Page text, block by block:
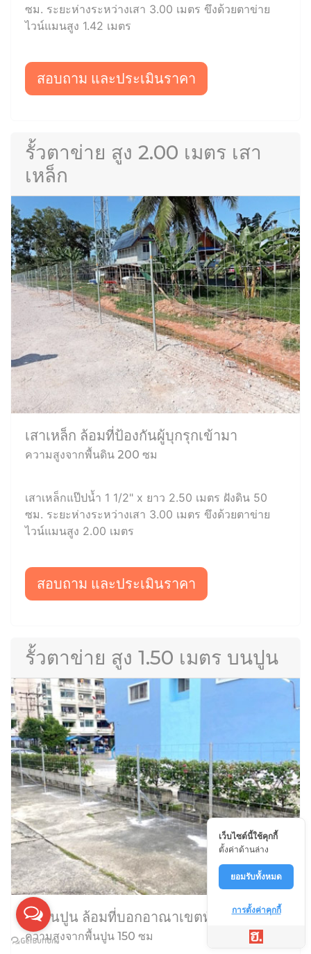
ซม. ระยะห่างระหว่างเสา 3.00 เมตร ขึงด้วยตาข่าย
ไวน์แมนสูง 1.42 เมตร
สอบถาม และประเมินราคา
รั้วตาข่าย สูง 2.00 เมตร เสา
เหล็ก
เสาเหล็ก ล้อมที่ป้องกันผู้บุกรุกเข้ามา
ความสูงจากพื้นดิน 200 ซม
เสาเหล็กแป๊ปน้ำ 1 1/2" x ยาว 2.50 เมตร ฝังดิน 50
ซม. ระยะห่างระหว่างเสา 3.00 เมตร ขึงด้วยตาข่าย
ไวน์แมนสูง 2.00 เมตร
สอบถาม และประเมินราคา
รั้วตาข่าย สูง 1.50 เมตร บนปูน
ตั้งบนปูน ล้อมที่บอกอาณาเขตทั่วไป
ความสูงจากพื้นปูน 150 ซม
เว็บไซต์นี้ใช้คุกกี้
ตั้งค่าด้านล่าง
ยอมรับทั้งหมด
การตั้งค่าคุกกี้